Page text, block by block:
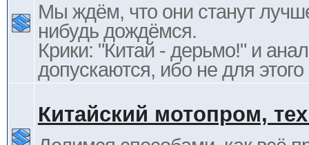
Мы ждём, что они станут
нибудь дождёмся.
Крики: "Китай - дерьмо!" и
допускаются, ибо не для
Китайский мотопром,